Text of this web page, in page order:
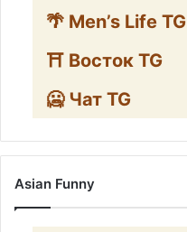
🌴 Men’s Life TG
⛩️ Восток TG
🥶 Чат TG
Asian Funny